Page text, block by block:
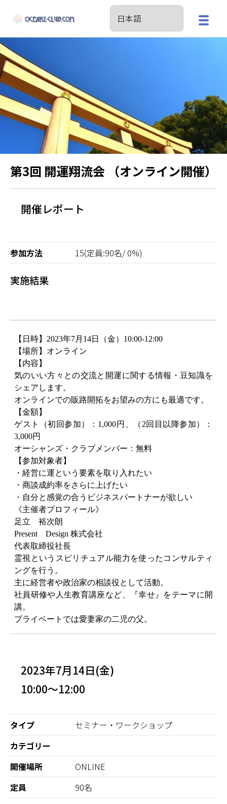
第3回 開運翔流会 （オンライン開催）
開催レポート
参加方法 15(定員:90名/ 0%)
実施結果
【日時】 2023年7月 14日（金） 10:00-12:00
【場所】オンライン
【内容】
気のいい方々との交流と開運に関する情報・豆知識を
シェアします。
オンラインでの販路開拓をお望みの方にも最適です。
【金額】
ゲスト（初回参加）： 1,000円、（2回目以降参加）：
3,000円
オーシャンズ・クラブメンバー：無料
【参加対象者】
・経営に運という要素を取り入れたい
・商談成約率をさらに上げたい
・自分と感覚の合うビジネスパートナーが欲しい
《主催者プロフィール》
足立 裕次朗
Present Design 株式会社
代表取締役社長
霊視というスピリチュアル能力を使ったコンサルティ
ングを行う。
主に経営者や政治家の相談役として活動。
社員研修や人生教育講座など、『幸せ』をテーマに開
講。
プライベートでは愛妻家の二児の父。
2023年7月14日(金)
10:00～12:00
タイプ
セミナー・ワークショップ
カテゴリー
開催場所
ONLINE
定員
90名